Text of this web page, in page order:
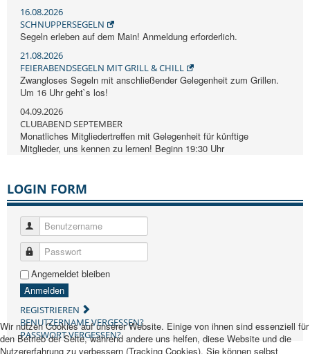
16.08.2026
SCHNUPPERSEGELN
Segeln erleben auf dem Main! Anmeldung erforderlich.
21.08.2026
FEIERABENDSEGELN MIT GRILL & CHILL
Zwangloses Segeln mit anschließender Gelegenheit zum Grillen.
Um 16 Uhr geht`s los!
04.09.2026
CLUBABEND SEPTEMBER
Monatliches Mitgliedertreffen mit Gelegenheit für künftige
Mitglieder, uns kennen zu lernen! Beginn 19:30 Uhr
LOGIN FORM
Benutzername
Passwort
Angemeldet bleiben
Anmelden
REGISTRIEREN
BENUTZERNAME VERGESSEN?
PASSWORT VERGESSEN?
Wir nutzen Cookies auf unserer Website. Einige von ihnen sind essenziell für
den Betrieb der Seite, während andere uns helfen, diese Website und die
Nutzererfahrung zu verbessern (Tracking Cookies). Sie können selbst